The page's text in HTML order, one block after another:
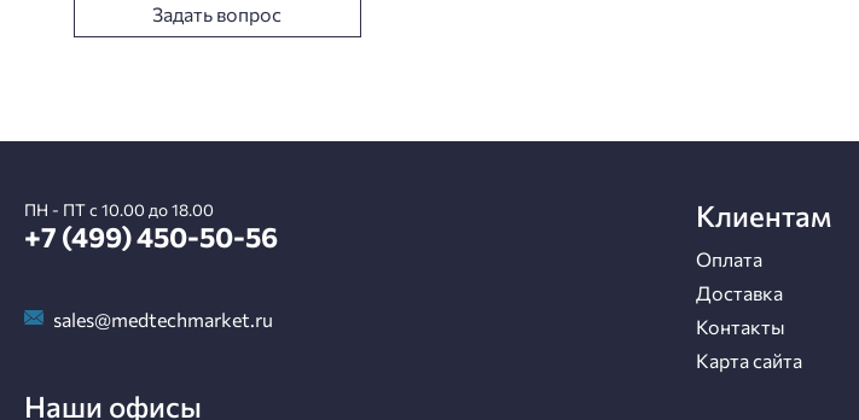
Задать вопрос
ПН - ПТ с 10.00 до 18.00
+7 (499) 450-50-56
sales@medtechmarket.ru
Наши офисы
Клиентам
Оплата
Доставка
Контакты
Карта сайта